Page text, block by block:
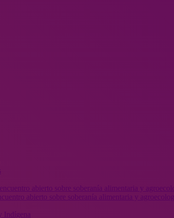
abierto sobre soberanía alimentaria y